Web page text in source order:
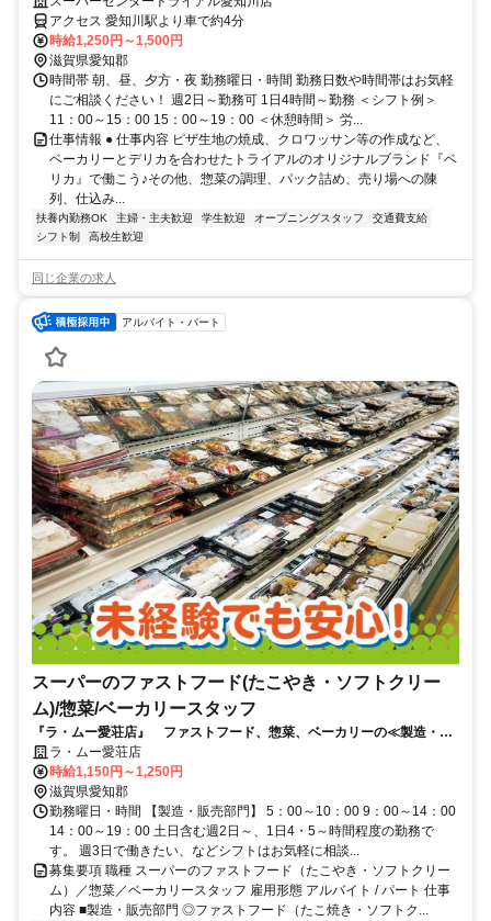
アクセス 愛知川駅より車で約4分
時給1,250円～1,500円
滋賀県愛知郡
時間帯 朝、昼、夕方・夜 勤務曜日・時間 勤務日数や時間帯はお気軽
にご相談ください！ 週2日～勤務可 1日4時間～勤務 ＜シフト例＞
11：00～15：00 15：00～19：00 ＜休憩時間＞ 労...
仕事情報 ● 仕事内容 ピザ生地の焼成、クロワッサン等の作成など、
ベーカリーとデリカを合わせたトライアルのオリジナルブランド『ベ
リカ』で働こう♪その他、惣菜の調理、パック詰め、売り場への陳
列、仕込み...
扶養内勤務OK 主婦・主夫歓迎 学生歓迎 オープニングスタッフ
交通費支給
シフト制
高校生歓迎
同じ企業の求人
アルバイト・パート
スーパーのファストフード(たこやき・ソフトクリー
ム)/惣菜/ベーカリースタッフ
『ラ・ムー愛荘店』 ファストフード、惣菜、ベーカリーの≪製造・販
売≫スタッフ募集中
ラ・ムー愛荘店
時給1,150円～1,250円
滋賀県愛知郡
勤務曜日・時間 【製造・販売部門】 5：00～10：00 9：00～14：00
14：00～19：00 土日含む週2日～、1日4・5～時間程度の勤務で
す。 週3日で働きたい、などシフトはお気軽に相談...
募集要項 職種 スーパーのファストフード（たこやき・ソフトクリー
ム）／惣菜／ベーカリースタッフ 雇用形態 アルバイト / パート 仕事
内容 ■製造・販売部門 ◎ファストフード（たこ焼き・ソフトク...